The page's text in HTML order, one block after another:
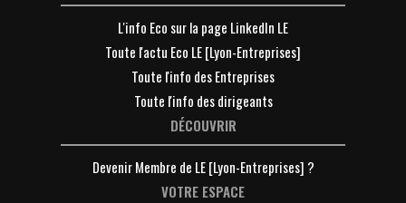
L'info Eco sur la page LinkedIn LE
Toute l'actu Eco LE [Lyon-Entreprises]
Toute l'info des Entreprises
Toute l'info des dirigeants
DÉCOUVRIR
Devenir Membre de LE [Lyon-Entreprises] ?
VOTRE ESPACE